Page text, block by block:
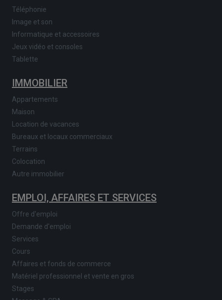
Téléphonie
Image et son
Informatique et accessoires
Jeux vidéo et consoles
Tablette
IMMOBILIER
Appartements
Maison
Location de vacances
Bureaux et locaux commerciaux
Terrains
Colocation
Autre immobilier
EMPLOI, AFFAIRES ET SERVICES
Offre d'emploi
Demande d'emploi
Services
Cours
Affaires et fonds de commerce
Matériel professionnel et vente en gros
Stages